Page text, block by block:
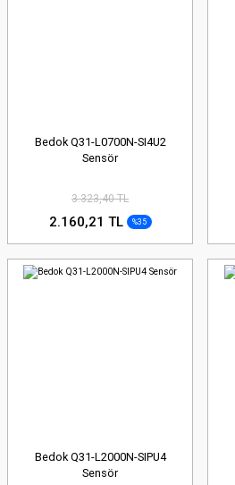
Bedok Q31-L0700N-SI4U2
Sensör
3.323,40 TL
2.160,21 TL %35
Bedok Q31-L2000N-SIPU4
Sensör